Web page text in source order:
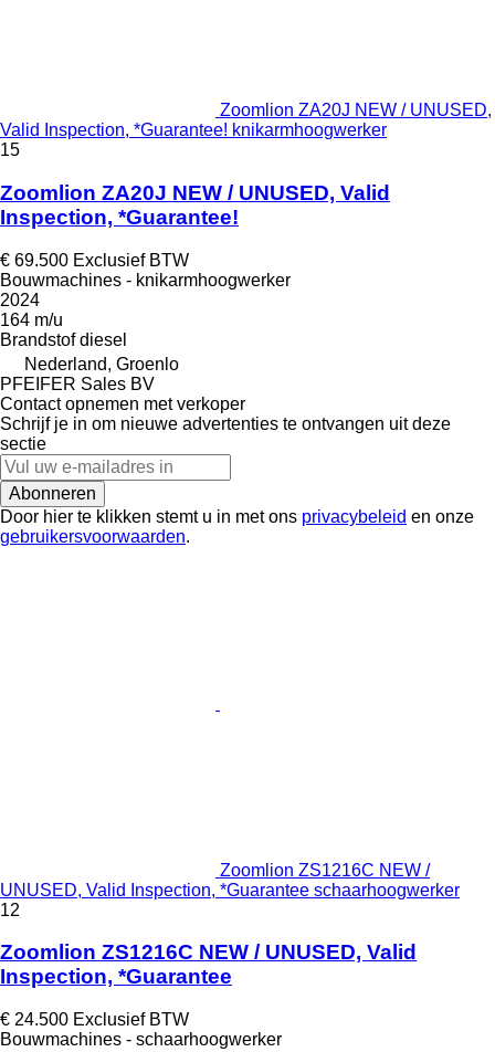
Zoomlion ZA20J NEW / UNUSED,
Valid Inspection, *Guarantee! knikarmhoogwerker
15
Zoomlion ZA20J NEW / UNUSED, Valid
Inspection, *Guarantee!
€ 69.500 Exclusief BTW
Bouwmachines - knikarmhoogwerker
2024
164 m/u
Brandstof diesel
Nederland, Groenlo
PFEIFER Sales BV
Contact opnemen met verkoper
Schrijf je in om nieuwe advertenties te ontvangen uit deze
sectie
Abonneren
Door hier te klikken stemt u in met ons privacybeleid en onze
gebruikersvoorwaarden.
Zoomlion ZS1216C NEW /
UNUSED, Valid Inspection, *Guarantee schaarhoogwerker
12
Zoomlion ZS1216C NEW / UNUSED, Valid
Inspection, *Guarantee
€ 24.500 Exclusief BTW
Bouwmachines - schaarhoogwerker